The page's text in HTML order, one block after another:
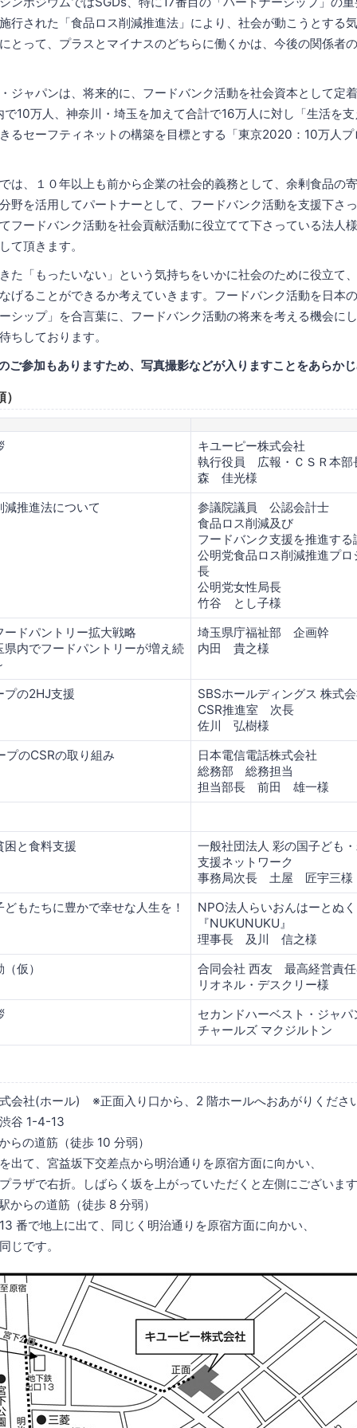
行された「食品ロス削減推進法」により、社会が動こうとする
とって、プラスとマイナスのどちらに働くかは、今後の関係者
ジャパンは、将来的に、フードバンク活動を社会資本として定
で10万人、神奈川・埼玉を加えて合計で16万人に対し「生活を
るセーフティネットの構築を目標とする「東京2020：10万人
は、１０年以上も前から企業の社会的義務として、余剰食品の
野を活用してパートナーとして、フードバンク活動を支援下さ
フードバンク活動を社会貢献活動に役立てて下さっている法人
て頂きます。
た「もったいない」という気持ちをいかに社会のために役立て
げることができるか考えていきます。フードバンク活動を日本
シップ」を合言葉に、フードバンク活動の将来を考える機会に
ちしております。
ご参加もありますため、写真撮影などが入りますことをあらか
キユーピー株式会社
執行役員 広報・ＣＳＲ本部
森 佳光様
減推進法について
参議院議員 公認会計士
食品ロス削減及び
フードバンク支援を推進す
公明党食品ロス削減推進プ
長
公明党女性局長
竹谷 とし子様
ードパントリー拡大戦略
県内でフードパントリーが増え続
埼玉県庁福祉部 企画幹
内田 貴之様
プの2HJ支援
SBSホールディングス 株式
CSR推進室 次長
佐川 弘樹様
プのCSRの取り組み
日本電信電話株式会社
総務部 総務担当
担当部長 前田 雄一様
困と食料支援
一般社団法人 彩の国子ども
支援ネットワーク
事務局次長 土屋 匠宇三様
もたちに豊かで幸せな人生を！
NPO法人らいおんはーとぬ
『NUKUNUKU』
理事長 及川 信之様
仮）
合同会社 西友 最高経営責
リオネル・デスクリー様
セカンドハーベスト・ジャパ
チャールズ マクジルトン
会社(ホール) ※正面入り口から、2 階ホールへおあがりくださ
谷 1-4-13
道筋（徒歩 10 分弱）
宮益坂下交差点から明治通りを原宿方面に向かい、
右折。しばらく坂を上がっていただくと左側にございま
の道筋（徒歩 8 分弱）
上に出て、同じく明治通りを原宿方面に向かい、
です。